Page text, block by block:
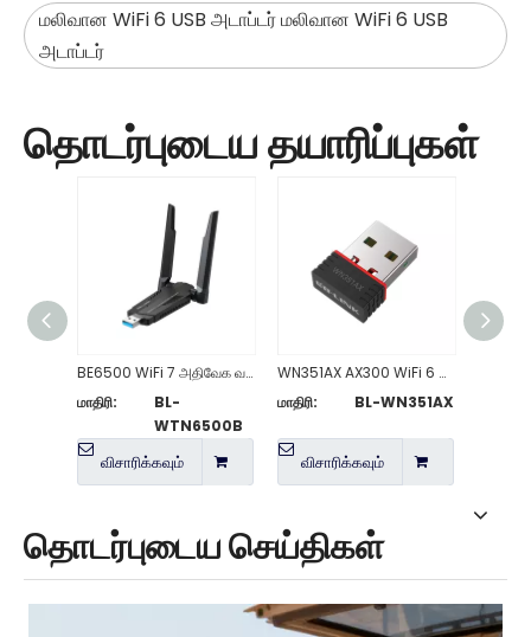
மலிவான WiFi 6 USB அடாப்டர் மலிவான WiFi 6 USB
அடாப்டர்
தொடர்புடைய தயாரிப்புகள்
BE6500 WiFi 7 அதிவேக வயர்லெஸ் USB அடாப்டர்
மாதிரி:
BL-
WTN6500B
விசாரிக்கவும்
WN351AX AX300 WiFi 6 வயர்லெஸ் நானோ USB அடாப்டர்
மாதிரி:
BL-WN351AX
விசாரிக்கவும்
தொடர்புடைய செய்திகள்